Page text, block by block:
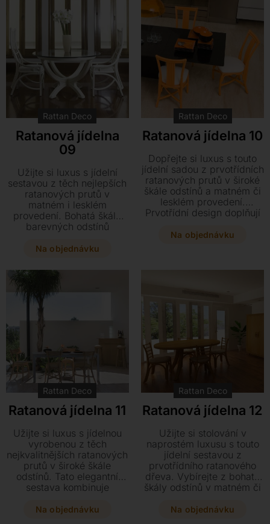
Rattan Deco
Ratanová jídelna
09
Užijte si luxus s jídelní
sestavou z těch nejlepších
ratanových prutů v
matném i lesklém
provedení. Bohatá škála
barevných odstínů
španělské látky dodá
eleganci.
Na objednávku
Rattan Deco
Ratanová jídelna 10
Dopřejte si luxus s touto
jídelní sadou z prvotřídních
ratanových prutů v široké
škále odstínů a matném či
lesklém provedení.
Prvotřídní design doplňují
které vaší jídelně dodají
Na objednávku
Rattan Deco
Ratanová jídelna 11
Užijte si luxus s jídelnou
vyrobenou z těch
nejkvalitnějších ratanových
prutů v široké škále
odstínů. Tato elegantní
sestava kombinuje
kvalitními španělskými
Na objednávku
Rattan Deco
Ratanová jídelna 12
Užijte si stolování v
naprostém luxusu s touto
jídelní sestavou z
prvotřídního ratanového
dřeva. Vybírejte z bohaté
škály odstínů v matném či
doplňují kvalitní španělské
Na objednávku